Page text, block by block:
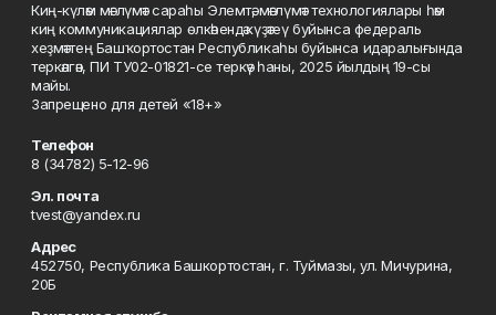
Киң-күләм мәғлүмәт сараһы Элемтә, мәғлүмәт технологиялары һәм
киң коммуникациялар өлкәһендә күҙәтеү буйынса федераль
хеҙмәттең Башҡортостан Республикаһы буйынса идаралығында
теркәлгән, ПИ ТУ02-01821-се теркәү һаны, 2025 йылдың 19-сы
майы.
Запрещено для детей «18+»
Телефон
8 (34782) 5-12-96
Эл. почта
tvest@yandex.ru
Адрес
452750, Республика Башкортостан, г. Туймазы, ул. Мичурина,
20Б